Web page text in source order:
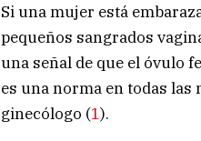
Si una mujer está
pequeños sangrados
una señal de que el óvulo
es una norma en todas
ginecólogo (1).